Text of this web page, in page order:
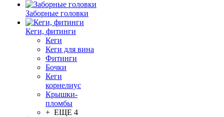
Заборные головки
Кеги, фитинги
Кеги
Кеги для вина
Фитинги
Бочки
Кеги
корнелиус
Крышки-
пломбы
+ ЕЩЕ 4